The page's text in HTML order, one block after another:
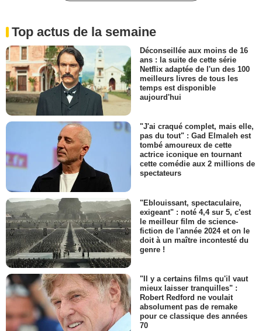
Top actus de la semaine
Déconseillée aux moins de 16
ans : la suite de cette série
Netflix adaptée de l'un des 100
meilleurs livres de tous les
temps est disponible
aujourd'hui
"J'ai craqué complet, mais elle,
pas du tout" : Gad Elmaleh est
tombé amoureux de cette
actrice iconique en tournant
cette comédie aux 2 millions de
spectateurs
"Eblouissant, spectaculaire,
exigeant" : noté 4,4 sur 5, c'est
le meilleur film de science-
fiction de l'année 2024 et on le
doit à un maître incontesté du
genre !
"Il y a certains films qu'il vaut
mieux laisser tranquilles" :
Robert Redford ne voulait
absolument pas de remake
pour ce classique des années
70